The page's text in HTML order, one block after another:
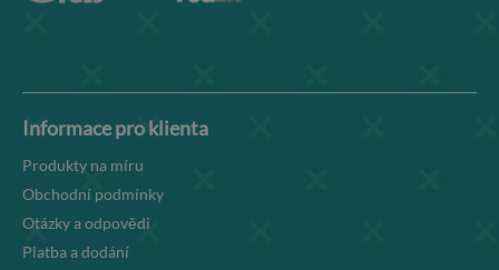
Informace pro klienta
Produkty na míru
Obchodní podmínky
Otázky a odpovědi
Platba a dodání